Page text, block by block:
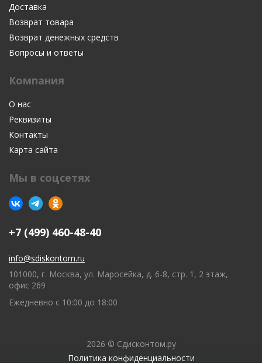
Доставка
Возврат товара
Возврат денежных средств
Вопросы и ответы
Компания
О нас
Реквизиты
Контакты
Карта сайта
Мы в соцсетях
+7 (499) 460-48-40
info@sdiskontom.ru
101000, г. Москва, ул. Маросейка, д. 6-8, стр. 1, 2 этаж,
офис 269
Ежедневно с 10:00 до 18:00
2026 © Сдисконтом.ру
Политика конфиденциальности